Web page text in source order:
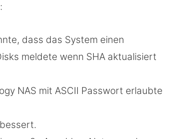
dass das System einen
meldete wenn SHA aktualisiert
NAS mit ASCII Passwort erlaubte